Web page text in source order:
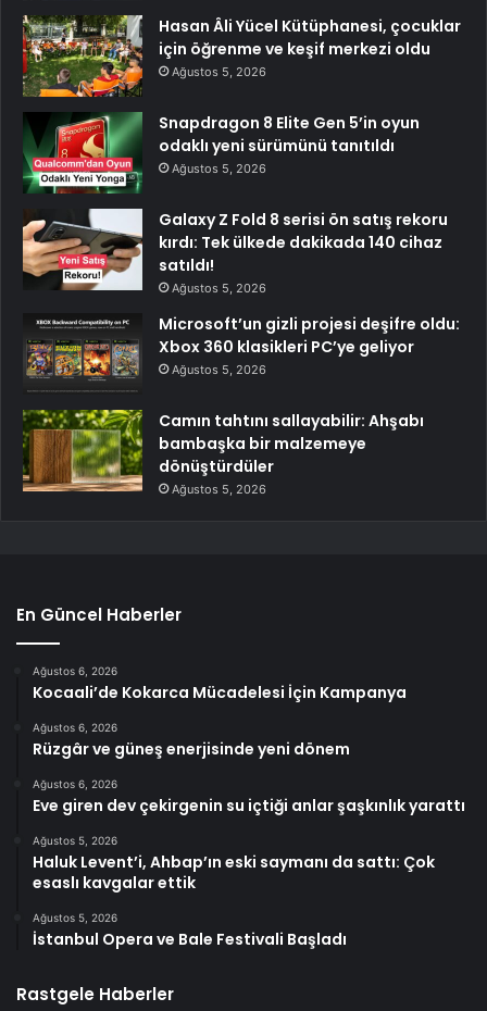
Hasan Âli Yücel Kütüphanesi, çocuklar
için öğrenme ve keşif merkezi oldu
Ağustos 5, 2026
Snapdragon 8 Elite Gen 5’in oyun
odaklı yeni sürümünü tanıtıldı
Ağustos 5, 2026
Galaxy Z Fold 8 serisi ön satış rekoru
kırdı: Tek ülkede dakikada 140 cihaz
satıldı!
Ağustos 5, 2026
Microsoft’un gizli projesi deşifre oldu:
Xbox 360 klasikleri PC’ye geliyor
Ağustos 5, 2026
Camın tahtını sallayabilir: Ahşabı
bambaşka bir malzemeye
dönüştürdüler
Ağustos 5, 2026
En Güncel Haberler
Ağustos 6, 2026
Kocaali’de Kokarca Mücadelesi İçin Kampanya
Ağustos 6, 2026
Rüzgâr ve güneş enerjisinde yeni dönem
Ağustos 6, 2026
Eve giren dev çekirgenin su içtiği anlar şaşkınlık yarattı
Ağustos 5, 2026
Haluk Levent’i, Ahbap’ın eski saymanı da sattı: Çok
esaslı kavgalar ettik
Ağustos 5, 2026
İstanbul Opera ve Bale Festivali Başladı
Rastgele Haberler